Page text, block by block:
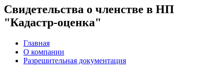
Свидетельства о членстве в НП
"Кадастр-оценка"
Главная
О компании
Разрешительная документация